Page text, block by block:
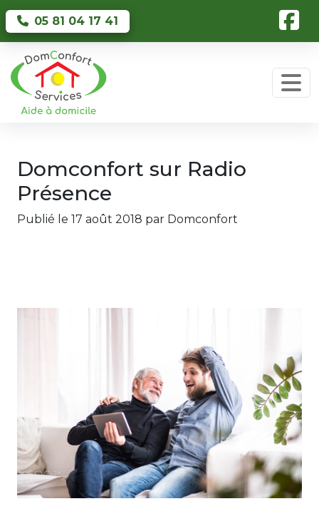
Skip to main content
05 81 04 17 41
Domconfort sur Radio
Présence
Publié le 17 août 2018 par Domconfort